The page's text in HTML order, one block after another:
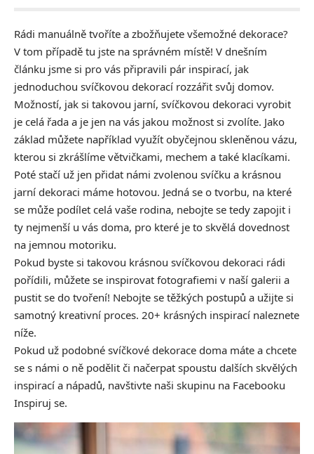
Rádi manuálně tvoříte a zbožňujete všemožné dekorace?
V tom případě tu jste na správném místě! V dnešním
článku jsme si pro vás připravili pár inspirací, jak
jednoduchou svíčkovou dekorací rozzářit svůj domov.
Možností, jak si takovou jarní, svíčkovou dekoraci vyrobit
je celá řada a je jen na vás jakou možnost si zvolíte. Jako
základ můžete například využít obyčejnou skleněnou vázu,
kterou si zkrášlíme větvičkami, mechem a také klacíkami.
Poté stačí už jen přidat námi zvolenou svíčku a krásnou
jarní dekoraci máme hotovou. Jedná se o tvorbu, na které
se může podílet celá vaše rodina, nebojte se tedy zapojit i
ty nejmenší u vás doma, pro které je to skvělá dovednost
na jemnou motoriku.
Pokud byste si takovou krásnou svíčkovou dekoraci rádi
pořídili, můžete se inspirovat fotografiemi v naší galerii a
pustit se do tvoření! Nebojte se těžkých postupů a užijte si
samotný kreativní proces. 20+ krásných inspirací naleznete
níže.
Pokud už podobné svíčkové dekorace doma máte a chcete
se s námi o ně podělit či načerpat spoustu dalších skvělých
inspirací a nápadů, navštivte naši skupinu na Facebooku
Inspiruj se.